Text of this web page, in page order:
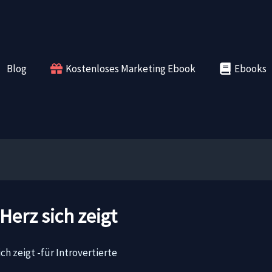
Blog Kostenloses Marketing Ebook Ebooks
sich zeigt